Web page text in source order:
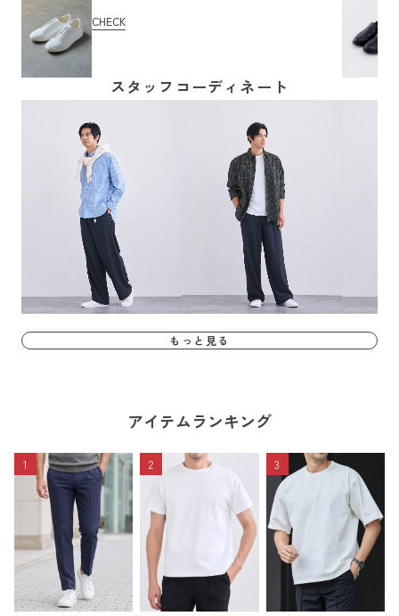
CHECK
スタッフコーディネート
もっと見る
アイテムランキング
1 2 3